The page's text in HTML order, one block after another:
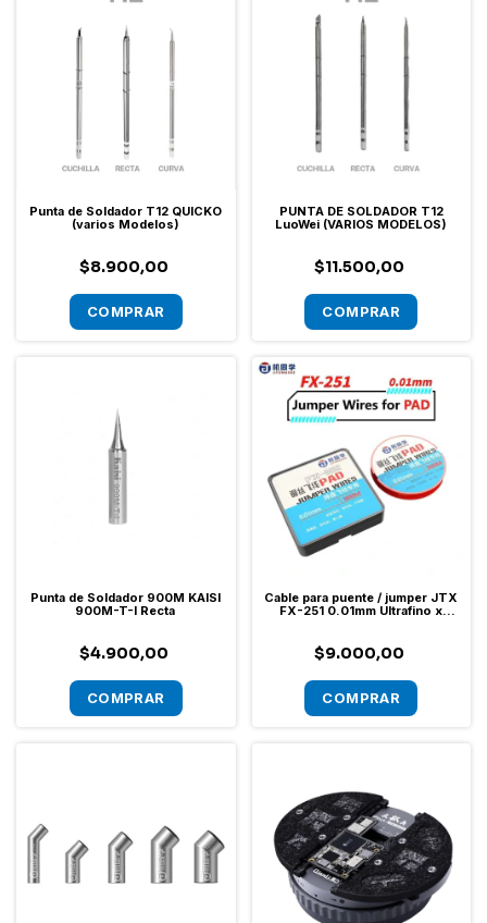
Punta de Soldador T12 QUICKO
(varios Modelos)
$8.900,00
COMPRAR
PUNTA DE SOLDADOR T12
LuoWei (VARIOS MODELOS)
$11.500,00
COMPRAR
Punta de Soldador 900M KAISI
900M-T-I Recta
$4.900,00
Cable para puente / jumper JTX
FX-251 0.01mm Ultrafino x
$9.000,00